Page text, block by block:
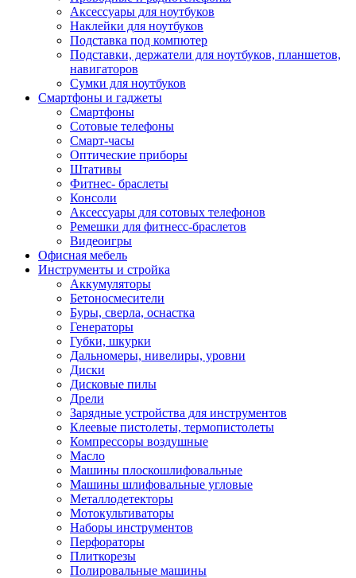
Аксессуары для ноутбуков
Наклейки для ноутбуков
Подставка под компютер
Подставки, держатели для ноутбуков, планшетов,
навигаторов
Сумки для ноутбуков
Смартфоны и гаджеты
Смартфоны
Сотовые телефоны
Смарт-часы
Оптические приборы
Штативы
Фитнес- браслеты
Консоли
Аксессуары для сотовых телефонов
Ремешки для фитнесс-браслетов
Видеоигры
Офисная мебель
Инструменты и стройка
Аккумуляторы
Бетоносмесители
Буры, сверла, оснастка
Генераторы
Губки, шкурки
Дальномеры, нивелиры, уровни
Диски
Дисковые пилы
Дрели
Зарядные устройства для инструментов
Клеевые пистолеты, термопистолеты
Компрессоры воздушные
Масло
Машины плоскошлифовальные
Машины шлифовальные угловые
Металлодетекторы
Мотокультиваторы
Наборы инструментов
Перфораторы
Плиткорезы
Полировальные машины